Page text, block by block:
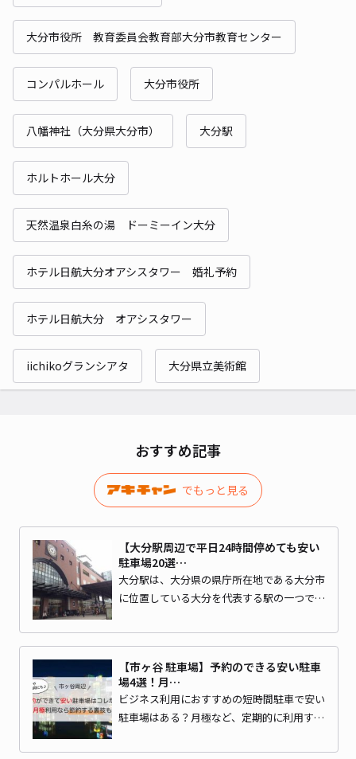
大分市役所 教育委員会教育部大分市教育センター
コンパルホール 大分市役所
八幡神社（大分県大分市） 大分駅
ホルトホール大分
天然温泉白糸の湯 ドーミーイン大分
ホテル日航大分オアシスタワー 婚礼予約
ホテル日航大分 オアシスタワー
iichikoグランシアタ 大分県立美術館
おすすめ記事
でもっと見る
【大分駅周辺で平日24時間停めても安い
駐車場20選…
大分駅は、大分県の県庁所在地である大分市
に位置している大分を代表する駅の一つで…
【市ヶ谷 駐車場】予約のできる安い駐車
場4選！月…
ビジネス利用におすすめの短時間駐車で安い
駐車場はある？月極など、定期的に利用す…